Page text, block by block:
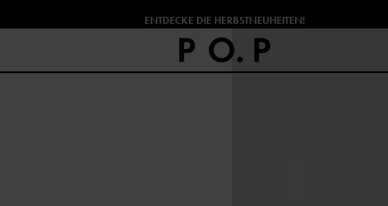
ENTDECKE DIE HERBSTNEUHEITEN!